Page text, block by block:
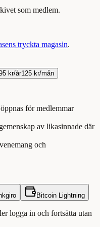
som medlem.
tryckta magasin.
kr/år125 kr/mån
för medlemmar
av likasinnade där
och
Bitcoin Lightning
logga in och fortsätta utan